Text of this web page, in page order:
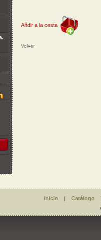
Añdir a la cesta
Volver
Inicio | Catálogo